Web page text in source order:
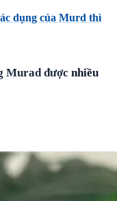
dụng của Murd thì
Murad được nhiều